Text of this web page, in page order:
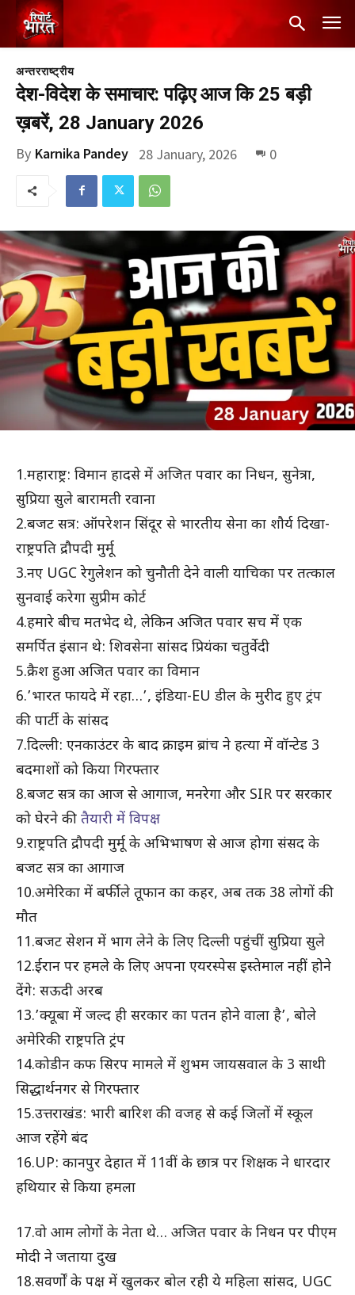
अन्तरराष्ट्रीय
देश-विदेश के समाचार: पढ़िए आज कि 25 बड़ी
ख़बरें, 28 January 2026
By Karnika Pandey 28 January, 2026 0
1.महाराष्ट्र: विमान हादसे में अजित पवार का निधन, सुनेत्रा,
सुप्रिया सुले बारामती रवाना
2.बजट सत्र: ऑपरेशन सिंदूर से भारतीय सेना का शौर्य दिखा-
राष्ट्रपति द्रौपदी मुर्मू
3.नए UGC रेगुलेशन को चुनौती देने वाली याचिका पर तत्काल
सुनवाई करेगा सुप्रीम कोर्ट
4.हमारे बीच मतभेद थे, लेकिन अजित पवार सच में एक
समर्पित इंसान थे: शिवसेना सांसद प्रियंका चतुर्वेदी
5.क्रैश हुआ अजित पवार का विमान
6.’भारत फायदे में रहा…’, इंडिया-EU डील के मुरीद हुए ट्रंप
की पार्टी के सांसद
7.दिल्ली: एनकाउंटर के बाद क्राइम ब्रांच ने हत्या में वॉन्टेड 3
बदमाशों को किया गिरफ्तार
8.बजट सत्र का आज से आगाज, मनरेगा और SIR पर सरकार
को घेरने की तैयारी में विपक्ष
9.राष्ट्रपति द्रौपदी मुर्मू के अभिभाषण से आज होगा संसद के
बजट सत्र का आगाज
10.अमेरिका में बर्फीले तूफान का कहर, अब तक 38 लोगों की
मौत
11.बजट सेशन में भाग लेने के लिए दिल्ली पहुंचीं सुप्रिया सुले
12.ईरान पर हमले के लिए अपना एयरस्पेस इस्तेमाल नहीं होने
देंगे: सऊदी अरब
13.’क्यूबा में जल्द ही सरकार का पतन होने वाला है’, बोले
अमेरिकी राष्ट्रपति ट्रंप
14.कोडीन कफ सिरप मामले में शुभम जायसवाल के 3 साथी
सिद्धार्थनगर से गिरफ्तार
15.उत्तराखंड: भारी बारिश की वजह से कई जिलों में स्कूल
आज रहेंगे बंद
16.UP: कानपुर देहात में 11वीं के छात्र पर शिक्षक ने धारदार
हथियार से किया हमला
17.वो आम लोगों के नेता थे… अजित पवार के निधन पर पीएम
मोदी ने जताया दुख
18.सवर्णों के पक्ष में खुलकर बोल रही ये महिला सांसद, UGC